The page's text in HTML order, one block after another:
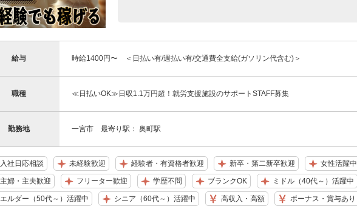
給与 時給1400円〜 ＜日払い有/週払い有/交通費全支給(ガソリン代含む)＞
職種 ≪日払いOK≫日収1.1万円超！就労支援施設のサポートSTAFF募集
勤務地 一宮市 最寄り駅： 奥町駅
入社日応相談 未経験歓迎 経験者・有資格者歓迎 新卒・第二新卒歓迎 女性活躍中
主婦・主夫歓迎 フリーター歓迎 学歴不問 ブランクOK ミドル（40代～）活躍中
エルダー（50代～）活躍中 シニア（60代～）活躍中 高収入・高額 ボーナス・賞与あり